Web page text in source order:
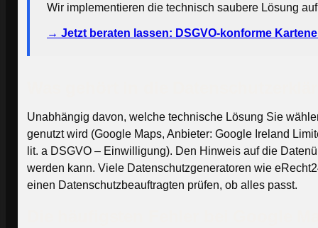
Wir implementieren die technisch saubere Lösung
→ Jetzt beraten lassen: DSGVO-konforme
Unabhängig davon, welche technische Lösung Sie
genutzt wird (Google Maps, Anbieter: Google Ireland
lit. a DSGVO – Einwilligung). Den Hinweis auf die
werden kann. Viele Datenschutzgeneratoren wie
einen Datenschutzbeauftragten prüfen, ob alles passt.